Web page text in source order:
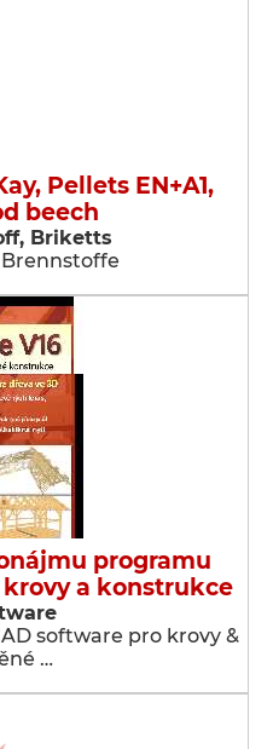
Pellets EN+A1,
beech
Briketts
programu
a konstrukce
software pro krovy &
…